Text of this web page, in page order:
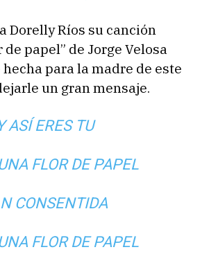
Dorelly Ríos su canción
papel” de Jorge Velosa
hecha para la madre de este
un gran mensaje.
ASÍ ERES TU
FLOR DE PAPEL
CONSENTIDA
FLOR DE PAPEL